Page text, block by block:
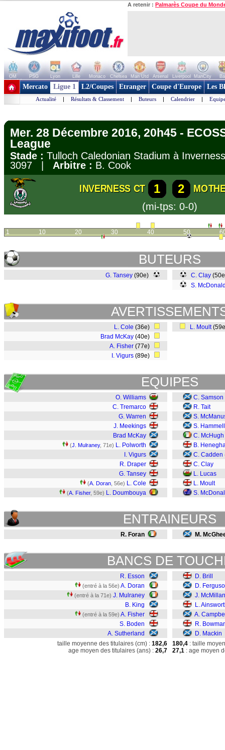
A retenir : Palmarès Coupe du
OM PSG Lyon Lille Monaco Chelsea Man Utd Arsenal Liverpool ManCity
+ de clubs
Mercato Ligue 1 L2/Coupes Etranger Coupe d'Europe Les
Actualité | Résultats & Classement | Buteurs | Calendrier |
Mer. 28 Décembre 2016, 20h45 -
League
Stade : Tulloch Caledonian Stadium à
3097 | Arbitre : B. Cook
INVERNESS CT 1 2
(mi-tps: 0-0)
1 10 20 30 40 50
BUTEURS
G. Tansey (90e) C. Clay
S.
L. Cole (36e)
Brad McKay (40e)
A. Fisher (77e)
I. Vigurs (89e)
L. Moult
EQUIPES
O. Williams
C. Tremarco
G. Warren
J. Meekings
Brad McKay
(J. Mulraney, 71e) L. Polworth
I. Vigurs
R. Draper
G. Tansey
(A. Doran , 56e) L. Cole
(A. Fisher, 59e) L. Doumbouya
C. Samson
R. Tait
S.
S. Hammell
C. McHugh
B.
C. Cadden
C. Clay
L. Lucas
L. Moult
S.
ENTRAINEURS
R. Foran M.
BANCS DE
R. Esson
(entré à la 56e) A. Doran
(entré à la 71e) J. Mulraney
B. King
(entré à la 59e) A. Fisher
S. Boden
A. Sutherland
D. Brill
D.
J. McMillan
L.
A.
R.
D. Mackin
taille moyenne des titulaires (cm) : 182,6
age moyen des titulaires (ans) : 26,7
180,4 : taille
27,1 : age moyen